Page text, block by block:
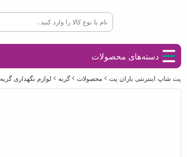
دسته‌های محصولات
پت شاپ اینترنتی باران پت محصولات گربه لوازم نگهداری گربه